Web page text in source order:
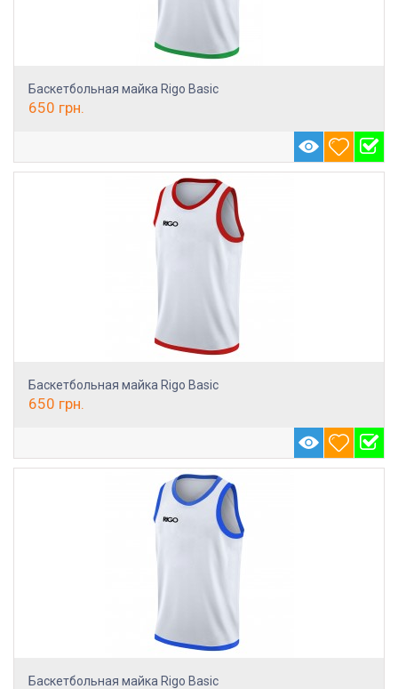
Баскетбольная майка Rigo Basic
650 грн.
Баскетбольная майка Rigo Basic
650 грн.
Баскетбольная майка Rigo Basic